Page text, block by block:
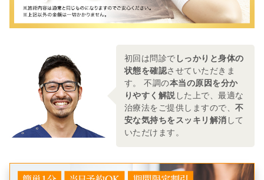
初回は問診で しっかりと身体の
状態を確認させていただきま
す。 不調の本当の原因を分か
りやすく解説 した上で、最適な
治療法をご提供しますので、不
安な気持ちをスッキリ解消 して
いただけます。